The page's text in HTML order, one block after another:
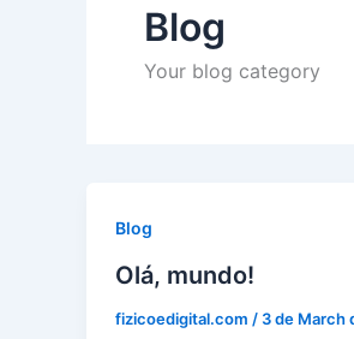
Blog
Your blog category
Blog
Olá, mundo!
fizicoedigital.com / 3 de March